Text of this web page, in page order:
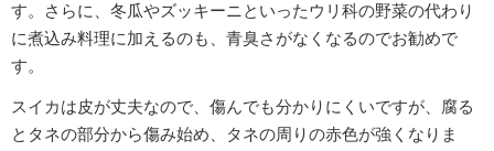
す。さらに、冬瓜やズッキーニといったウリ科の野菜の代わり
に煮込み料理に加えるのも、青臭さがなくなるのでお勧めで
す。
スイカは皮が丈夫なので、傷んでも分かりにくいですが、腐る
とタネの部分から傷み始め、タネの周りの赤色が強くなりま